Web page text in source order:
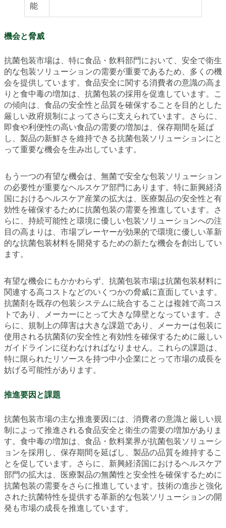
能
機会と脅威
抗菌包装市場は、特に食品・飲料部門において、安全で衛生
的な包装ソリューションの需要が重要であるため、多くの機
会を提供しています。食品安全に関する消費者の意識の高ま
りと食中毒の増加は、抗菌包装の採用を促進しています。こ
の傾向は、食品の安全性と品質を確保することを目的とした
厳しい政府規制によってさらに支えられています。さらに、
即食や利便性の高い食品の需要の増加は、保存期間を延ば
し、製品の新鮮さを維持できる抗菌包装ソリューションにと
って重要な機会を生み出しています。
もう一つの有望な機会は、無菌で安全な包装ソリューション
の必要性が重要なヘルスケア部門にあります。特に新興経済
国におけるヘルスケア産業の拡大は、医療製品の安全性と有
効性を確保するために抗菌包装の需要を推進しています。さ
らに、持続可能性と環境に優しい包装ソリューションへの注
目の高まりは、市場プレーヤーが効果的で環境に優しい革新
的な抗菌包装材料を開発するための新たな機会を創出してい
ます。
有望な機会にもかかわらず、抗菌包装市場は抗菌包装材料に
関連する高コストなどのいくつかの脅威に直面しています。
抗菌剤を既存の包装システムに統合することは複雑で高コス
トであり、メーカーにとって大きな障壁となっています。さ
らに、規制上の障害は大きな課題であり、メーカーは包装に
使用される抗菌剤の安全性と有効性を確保するために厳しい
ガイドラインに従わなければなりません。これらの課題は、
特に限られたリソースを持つ中小企業にとって市場の成長を
妨げる可能性があります。
推進要因と課題
抗菌包装市場の主な推進要因には、消費者の意識と厳しい規
制によって推進される食品安全と衛生の需要の増加がありま
す。食中毒の増加は、食品・飲料業界が抗菌包装ソリューシ
ョンを採用し、保存期間を延ばし、製品の品質を維持するこ
とを促しています。さらに、新興経済国におけるヘルスケア
部門の拡大は、医療製品の無菌性と安全性を確保するために
抗菌包装の需要をさらに推進しています。技術の進歩と強化
された抗菌特性を提供する革新的な包装ソリューションの開
発も市場の成長を推進しています。